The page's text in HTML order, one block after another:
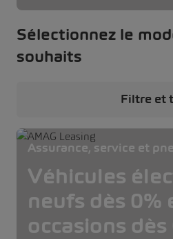
Sélectionnez le
souhaits
Filtre et
Assurance, service et
Véhicules
neufs dès 0%
occasions dès